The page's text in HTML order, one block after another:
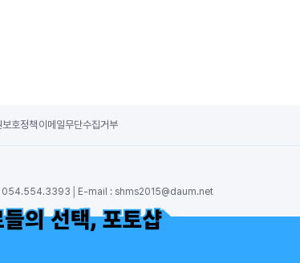
호정책이메일무단수집거부
mail : shms2015@daum.net